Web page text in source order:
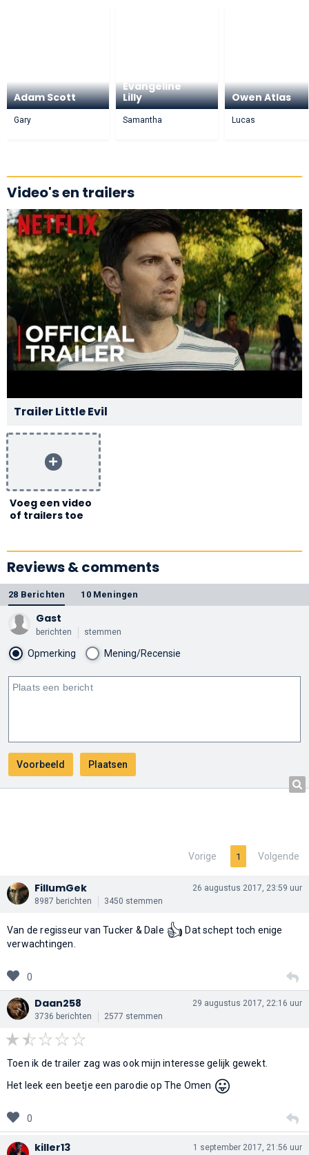
Adam Scott
Gary
Evangeline
Lilly
Samantha
Owen Atlas
Lucas
Video's en trailers
Trailer Little Evil
Voeg een video
of trailers toe
Reviews & comments
28 Berichten 10 Meningen
Gast
berichten stemmen
Opmerking Mening/Recensie
Vorige 1 Volgende
FillumGek
8987 berichten 3450 stemmen
26 augustus 2017, 23:59 uur
Van de regisseur van Tucker & Dale 👍 Dat schept toch enige
verwachtingen.
0
Daan258
3736 berichten 2577 stemmen
29 augustus 2017, 22:16 uur
Toen ik de trailer zag was ook mijn interesse gelijk gewekt.
Het leek een beetje een parodie op The Omen 😛
0
killer13 1 september 2017, 21:56 uur